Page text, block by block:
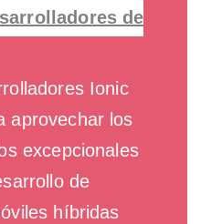
de
Ionic
aprovechar los
excepcionales
de
híbridas